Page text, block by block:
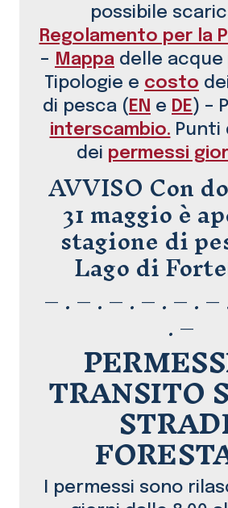
possibile
Regolamento per la
– Mappa delle acque
Tipologie e costo
di pesca ( EN e DE) –
interscambio. Punti
dei permessi
AVVISO Con
31 maggio è
stagione di
Lago di
– . – . – . – . – .
. –
TRANSITO
I permessi sono